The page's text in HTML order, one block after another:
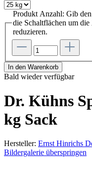
Produkt Anzahl: Gib
die Schaltflächen um
reduzieren.
In den Warenkorb
Bald wieder verfügbar
Dr. Kühns
kg Sack
Hersteller: Ernst Hinrichs
Bildergalerie überspringen